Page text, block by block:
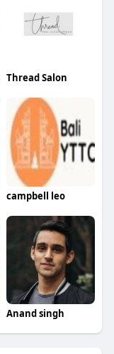
Thread Salon
campbell leo
Anand singh